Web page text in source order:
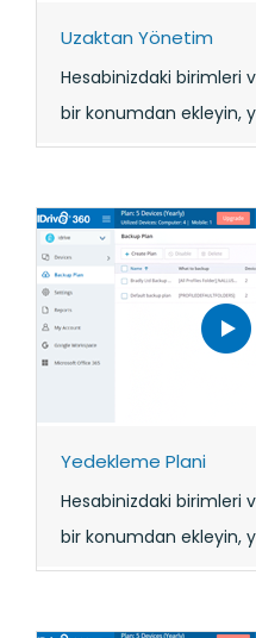
Uzaktan Yönetim
Hesabinizdaki birimleri
bir konumdan ekleyin,
Yedekleme Plani
Hesabinizdaki birimleri
bir konumdan ekleyin,